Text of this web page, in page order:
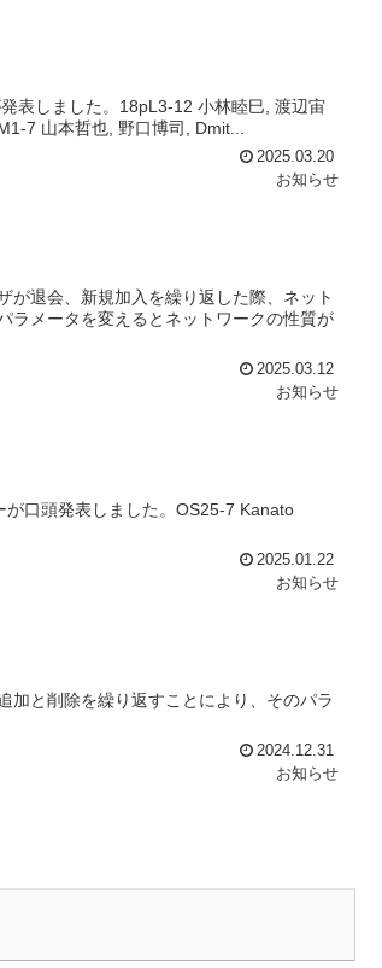
表しました。18pL3-12 小林睦巳, 渡辺宙
7 山本哲也, 野口博司, Dmit...
2025.03.20
お知らせ
が退会、新規加入を繰り返した際、ネット
ラメータを変えるとネットワークの性質が
2025.03.12
お知らせ
口頭発表しました。OS25-7 Kanato
2025.01.22
お知らせ
加と削除を繰り返すことにより、そのパラ
2024.12.31
お知らせ